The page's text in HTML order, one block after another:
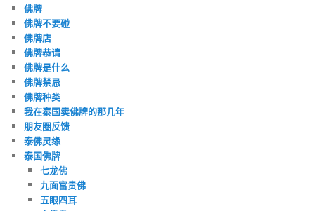
佛牌
佛牌不要碰
佛牌店
佛牌恭请
佛牌是什么
佛牌禁忌
佛牌种类
我在泰国卖佛牌的那几年
朋友圈反馈
泰佛灵缘
泰国佛牌
七龙佛
九面富贵佛
五眼四耳